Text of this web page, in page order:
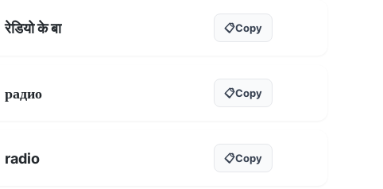
रेडियो के बा 📋Copy
радио 📋Copy
radio 📋Copy